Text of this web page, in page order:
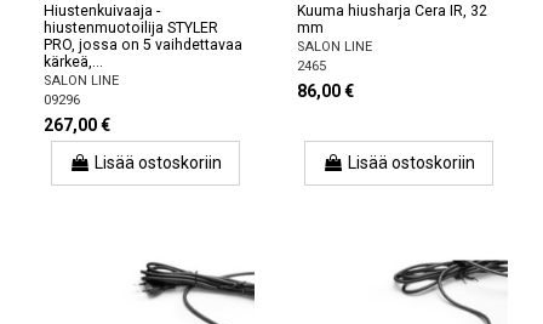
Hiustenkuivaaja -
hiustenmuotoilija STYLER
PRO, jossa on 5 vaihdettavaa
kärkeä,...
SALON LINE
09296
267,00 €
Lisää ostoskoriin
Kuuma hiusharja Cera IR, 32
mm
SALON LINE
2465
86,00 €
Lisää ostoskoriin